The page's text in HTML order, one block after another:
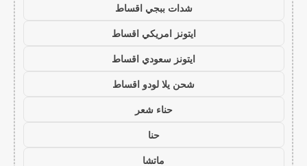
شدات ببجي اقساط
ايتونز امريكي اقساط
ايتونز سعودي اقساط
شحن يلا لودو اقساط
حناء شعر
حنا
ماتشا